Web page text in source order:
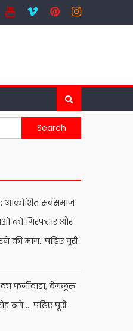
आक्रोशित सर्वसमाज
को गिरफ्तार और
की मांग…पढ़िए पूरी
फर्जीवाड़ा, बेंगलूरु
ठगे … पढ़िए पूरी